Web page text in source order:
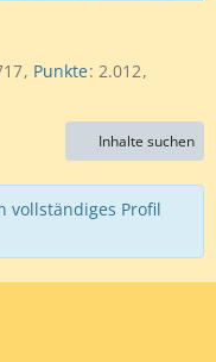
Punkte 2.012
Inhalte suchen
vollständiges Profil